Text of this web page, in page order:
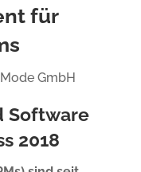
für
GmbH
Software
2018